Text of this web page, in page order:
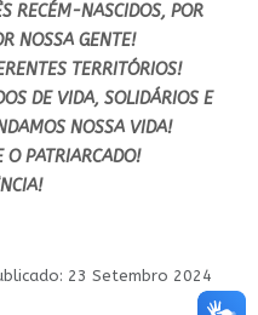
RECÉM-NASCIDOS, POR
NOSSA GENTE!
TERRITÓRIOS!
DE VIDA, SOLIDÁRIOS E
NOSSA VIDA!
O PATRIARCADO!
23 Setembro 2024